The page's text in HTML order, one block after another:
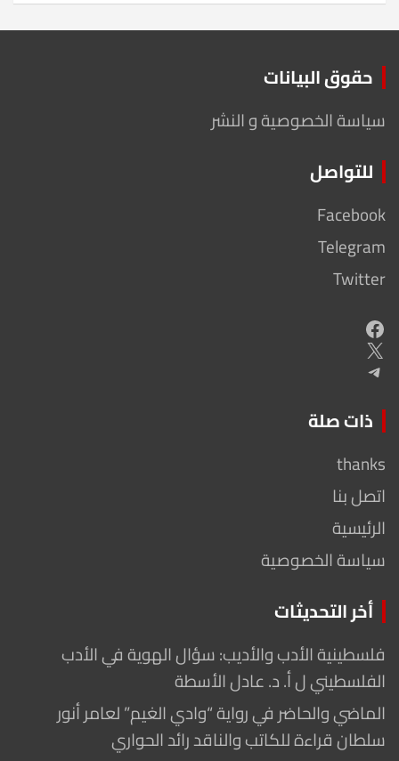
حقوق البيانات
سياسة الخصوصية و النشر
للتواصل
Facebook
Telegram
Twitter
Facebook
X
Telegram
ذات صلة
thanks
اتصل بنا
الرئيسية
سياسة الخصوصية
أخر التحديثات
فلسطينية الأدب والأديب: سؤال الهوية في الأدب
الفلسطيني ل أ. د. عادل الأسطة
الماضي والحاضر في رواية “وادي الغيم” لعامر أنور
سلطان قراءة للكاتب والناقد رائد الحواري